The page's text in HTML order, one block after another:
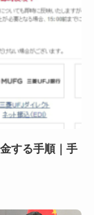
する手順｜手